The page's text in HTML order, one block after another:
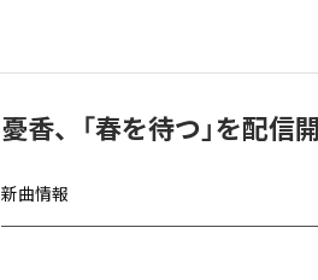
憂香、「春を待つ」を配信
新曲情報